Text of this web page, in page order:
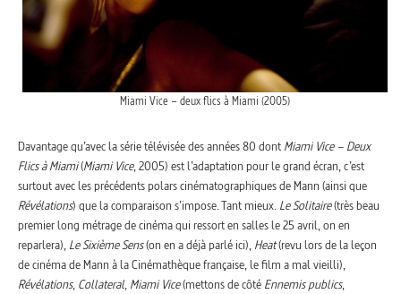
Miami Vice – deux flics à Miami (2005)
Davantage qu’avec la série télévisée des années 80 dont Miami Vice – Deux
Flics à Miami(Miami Vice, 2005) est l’adaptation pour le grand écran, c’est
surtout avec les précédents polars cinématographiques de Mann (ainsi que
Révélations) que la comparaison s’impose. Tant mieux. Le Solitaire(très beau
premier long métrage de cinéma qui ressort en salles le 25 avril, on en
reparlera), Le Sixième Sens(on en a déjà parlé ici), Heat(revu lors de la leçon
de cinéma de Mann à la Cinémathèque française, le film a mal vieilli),
Révélations, Collateral, Miami Vice(mettons de côté Ennemis publics,